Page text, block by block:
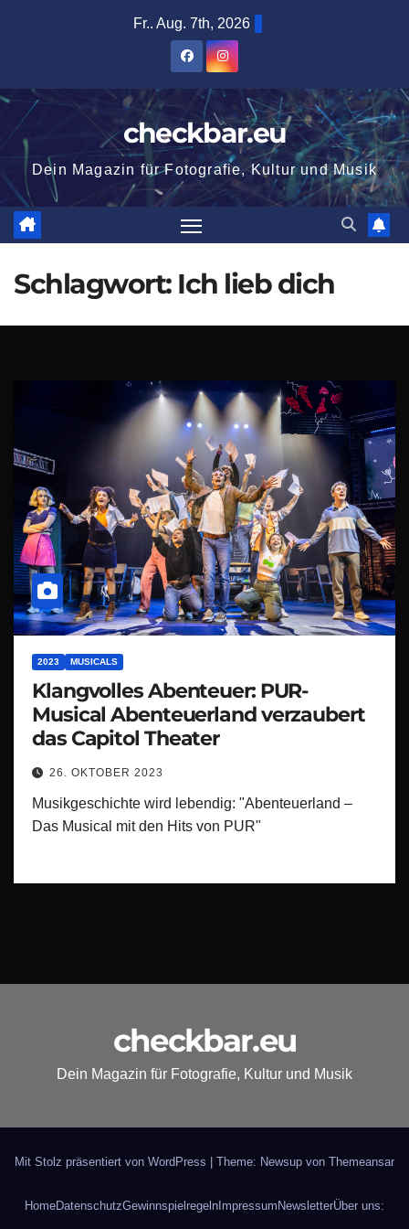
Fr.. Aug. 7th, 2026
checkbar.eu
Dein Magazin für Fotografie, Kultur und Musik
Schlagwort: Ich lieb dich
2023 MUSICALS
Klangvolles Abenteuer: PUR-
Musical Abenteuerland verzaubert
das Capitol Theater
26. OKTOBER 2023
Musikgeschichte wird lebendig: "Abenteuerland –
Das Musical mit den Hits von PUR"
checkbar.eu
Dein Magazin für Fotografie, Kultur und Musik
Mit Stolz präsentiert von WordPress Theme: Newsup von Themeansar
HomeDatenschutzGewinnspielregeln Impressum NewsletterÜber uns: